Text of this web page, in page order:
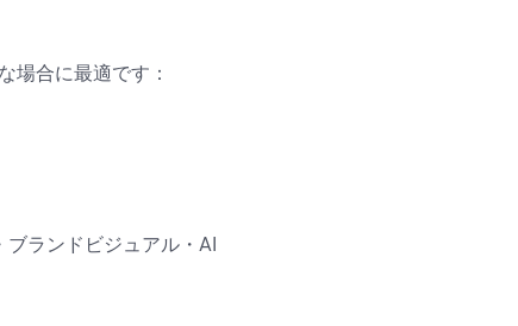
場合に最適です：
ランドビジュアル・AI